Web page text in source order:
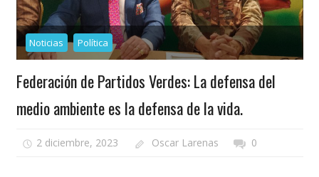
Noticias Política
Federación de Partidos Verdes: La defensa del
medio ambiente es la defensa de la vida.
2 diciembre, 2023 Oscar Larenas 0